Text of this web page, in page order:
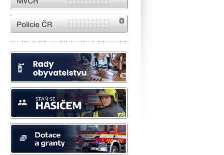
internetové stránky Policie ČR